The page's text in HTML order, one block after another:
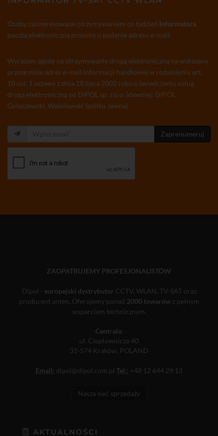
Osoby zainteresowane otrzymywaniem co tydzień Informatora
pocztą elektroniczną prosimy o podanie adresu e-mail:
Wyrażam zgodę na otrzymywanie drogą elektroniczną na wskazany
przeze mnie adres e-mail informacji handlowej w rozumieniu art.
10 ust. 1 ustawy z dnia 18 lipca 2002 roku o świadczeniu usług
drogą elektroniczną od DIPOL sp. z o.o. (dawniej: DIPOL
Gołaszewski, Waśniowski Spółka Jawna)
Zaprenumeruj
ZAOPATRUJEMY PROFESJONALISTÓW
Dipol - europejski dystrybutor CCTV, WLAN, TV-SAT oraz
producent anten. Oferujemy ponad 2000 towarówz pełnym
wsparciem technicznym.
Centrala:
ul. Ciepłownicza 40
31-574 Kraków, POLAND
Email: dipol@dipol.com.pl Tel.: +48 12 644 29 13
Nasza sieć sprzedaży
AKTUALNOŚCI